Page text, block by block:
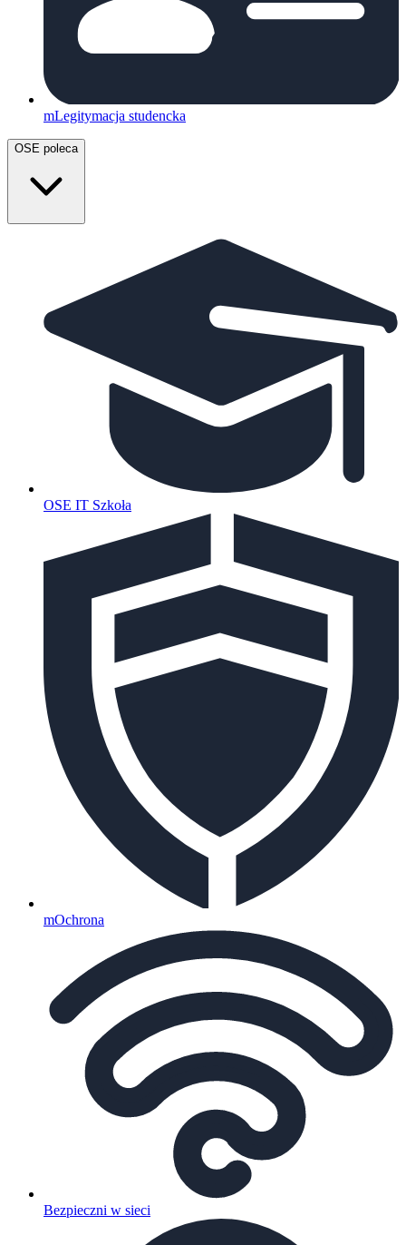
mLegitymacja studencka
OSE poleca
OSE IT Szkoła
mOchrona
Bezpieczni w sieci